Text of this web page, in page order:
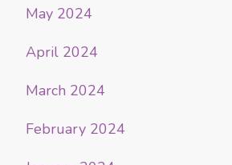
May 2024
April 2024
March 2024
February 2024